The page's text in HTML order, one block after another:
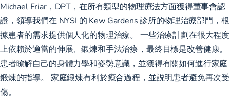
Michael Friar，DPT，在所有類型的物理療法方面獲得董事會認
證，領導我們在 NYSI 的 Kew Gardens 診所的物理治療部門，根
據患者的需求提供個人化的物理治療。 一些治療計劃在很大程度
上依賴於適當的伸展、鍛煉和手法治療，最終目標是改善健康。
患者瞭解自己的身體力學和姿勢意識，並獲得有關如何進行家庭
鍛煉的指導。 家庭鍛煉有利於癒合過程，並説明患者避免再次受
傷。